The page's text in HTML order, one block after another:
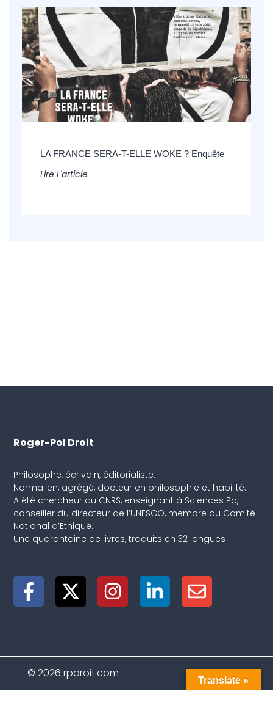
LA FRANCE SERA-T-ELLE WOKE ? Enquête
Lire L'article
Roger-Pol Droit
Philosophe, écrivain, éditorialiste.
Normalien, agrégé, docteur en philosophie et habilité.
A été chercheur au CNRS, enseignant à Sciences Po,
conseiller du directeur de l’UNESCO, membre du Comité
National d’Ethique.
Une quarantaine de livres, traduits en 32 langues
© 2026 rpdroit.com
Translate »